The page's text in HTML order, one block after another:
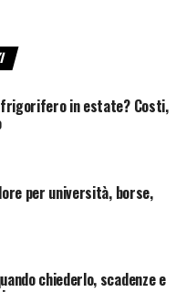
frigorifero in estate? Costi,
per università, borse,
chiederlo, scadenze e